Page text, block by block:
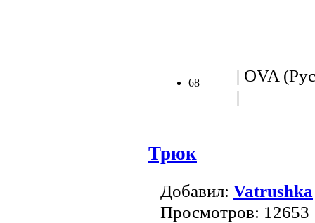
68
| OVA
|
Трюк
Добавил: Vatrushka
Просмотров: 12653